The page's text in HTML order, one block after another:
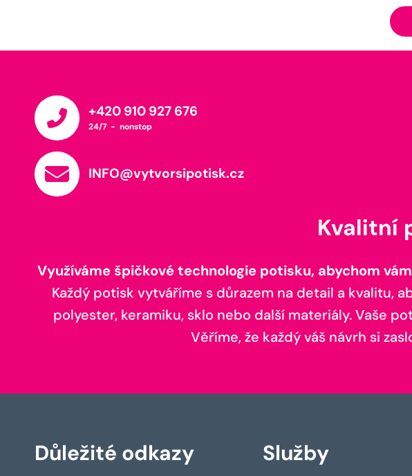
+420 910 927 676
24/7 - nonstop
INFO@vytvorsipotisk.cz
Kvalitní
Využíváme špičkové technologie potisku, abychom
Každý potisk vytváříme s důrazem na detail a kvalitu,
polyester, keramiku, sklo nebo další materiály. Vaše
Věříme, že každý váš návrh si
Důležité odkazy Služby